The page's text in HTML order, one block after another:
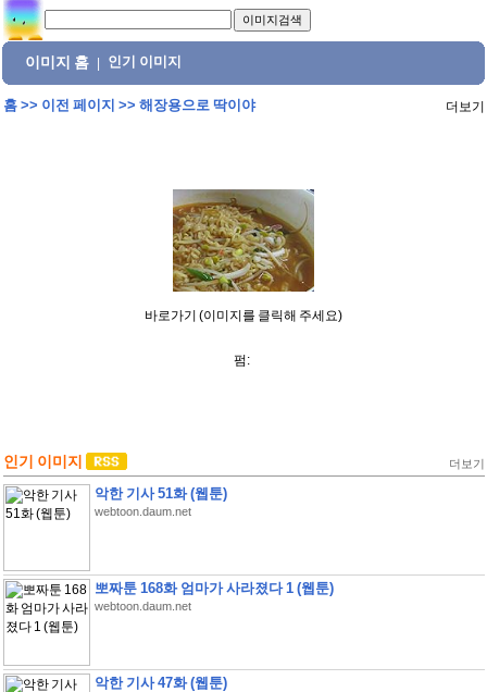
이미지 홈 인기 이미지
홈>> 이전 페이지 >> 해장용으로 딱이야 더보기
바로가기 (이미지를 클릭해 주세요)
펌:
인기 이미지 더보기
악한 기사 51화 (웹툰)
webtoon.daum.net
뽀짜툰 168화 엄마가 사라졌다 1 (웹툰)
webtoon.daum.net
악한 기사 47화 (웹툰)